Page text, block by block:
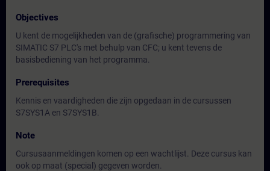
Objectives
U kent de mogelijkheden van de (grafische) programmering van
SIMATIC S7 PLC's met behulp van CFC; u kent tevens de
basisbediening van het programma.
Prerequisites
Kennis en vaardigheden die zijn opgedaan in de cursussen
S7SYS1A en S7SYS1B.
Note
Cursusaanmeldingen komen op een wachtlijst. Deze cursus kan
ook op maat (special) gegeven worden.